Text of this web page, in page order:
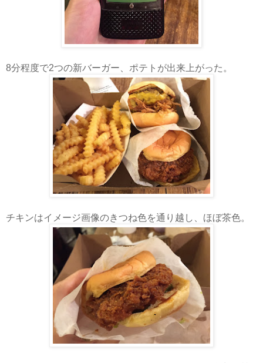
8分程度で2つの新バーガー、ポテトが出来上がった。
チキンはイメージ画像のきつね色を通り越し、ほぼ茶色。